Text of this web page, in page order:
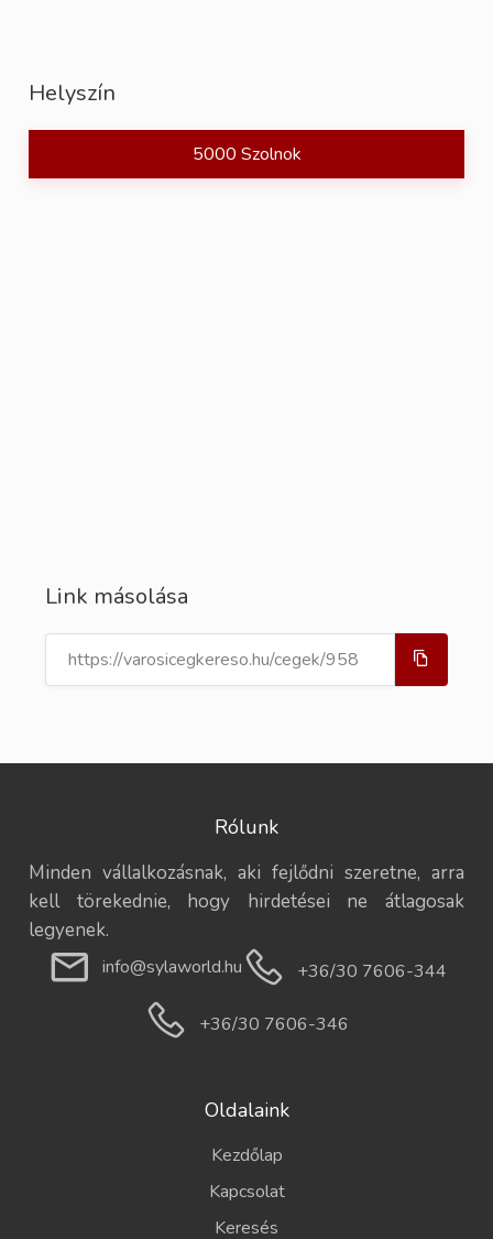
Helyszín
5000 Szolnok
Link másolása
Rólunk
Minden vállalkozásnak, aki fejlődni szeretne, arra
kell törekednie, hogy hirdetései ne átlagosak
legyenek.
info@sylaworld.hu +36/30 7606-344
+36/30 7606-346
Oldalaink
Kezdőlap
Kapcsolat
Keresés